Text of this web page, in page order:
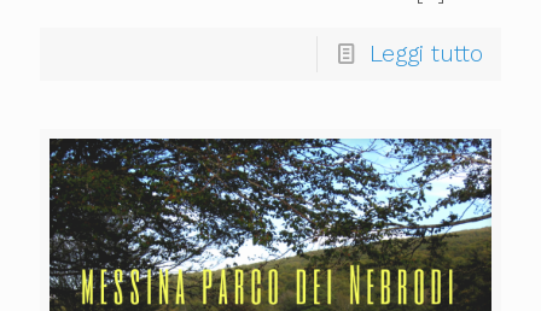
Leggi tutto